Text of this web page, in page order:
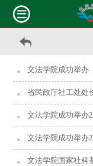
文法学院成功举办
省民政厅社工处处
文法学院成功举办
文法学院成功举办
文法学院国家社科